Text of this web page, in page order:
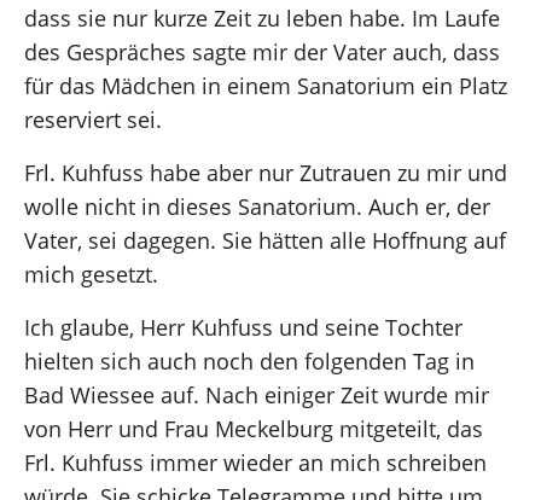
dass sie nur kurze Zeit zu leben habe. Im Laufe
des Gespräches sagte mir der Vater auch, dass
für das Mädchen in einem Sanatorium ein Platz
reserviert sei.
Frl. Kuhfuss habe aber nur Zutrauen zu mir und
wolle nicht in dieses Sanatorium. Auch er, der
Vater, sei dagegen. Sie hätten alle Hoffnung auf
mich gesetzt.
Ich glaube, Herr Kuhfuss und seine Tochter
hielten sich auch noch den folgenden Tag in
Bad Wiessee auf. Nach einiger Zeit wurde mir
von Herr und Frau Meckelburg mitgeteilt, das
Frl. Kuhfuss immer wieder an mich schreiben